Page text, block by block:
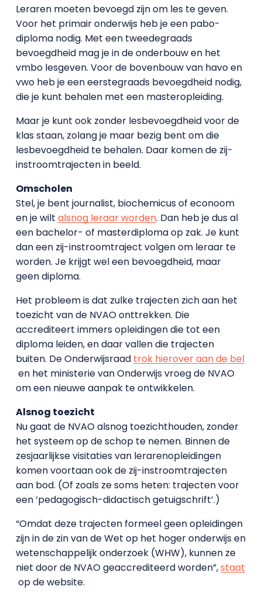
Leraren moeten bevoegd zijn om les te geven.
Voor het primair onderwijs heb je een pabo-
diploma nodig. Met een tweedegraads
bevoegdheid mag je in de onderbouw en het
vmbo lesgeven. Voor de bovenbouw van havo en
vwo heb je een eerstegraads bevoegdheid nodig,
die je kunt behalen met een masteropleiding.
Maar je kunt ook zonder lesbevoegdheid voor de
klas staan, zolang je maar bezig bent om die
lesbevoegdheid te behalen. Daar komen de zij-
instroomtrajecten in beeld.
Omscholen
Stel, je bent journalist, biochemicus of econoom
en je wilt alsnog leraar worden. Dan heb je dus al
een bachelor- of masterdiploma op zak. Je kunt
dan een zij-instroomtraject volgen om leraar te
worden. Je krijgt wel een bevoegdheid, maar
geen diploma.
Het probleem is dat zulke trajecten zich aan het
toezicht van de NVAO onttrekken. Die
accrediteert immers opleidingen die tot een
diploma leiden, en daar vallen die trajecten
buiten. De Onderwijsraad trok hierover aan de bel
en het ministerie van Onderwijs vroeg de NVAO
om een nieuwe aanpak te ontwikkelen.
Alsnog toezicht
Nu gaat de NVAO alsnog toezichthouden, zonder
het systeem op de schop te nemen. Binnen de
zesjaarlijkse visitaties van lerarenopleidingen
komen voortaan ook de zij-instroomtrajecten
aan bod. (Of zoals ze soms heten: trajecten voor
een ‘pedagogisch-didactisch getuigschrift’.)
“Omdat deze trajecten formeel geen opleidingen
zijn in de zin van de Wet op het hoger onderwijs en
wetenschappelijk onderzoek (WHW), kunnen ze
niet door de NVAO geaccrediteerd worden”,staat
op de website.